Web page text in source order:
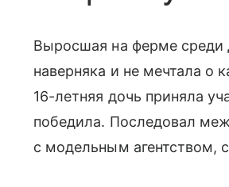
Выросшая на ферме
наверняка и не мечтала о
16-летняя дочь приняла
победила. Последовал
с модельным агентством,